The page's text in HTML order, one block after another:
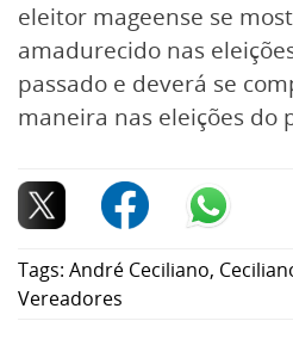
eleitor mageense se
amadurecido nas
passado e deverá se
maneira nas eleições do
Tags: André Ceciliano,
Vereadores